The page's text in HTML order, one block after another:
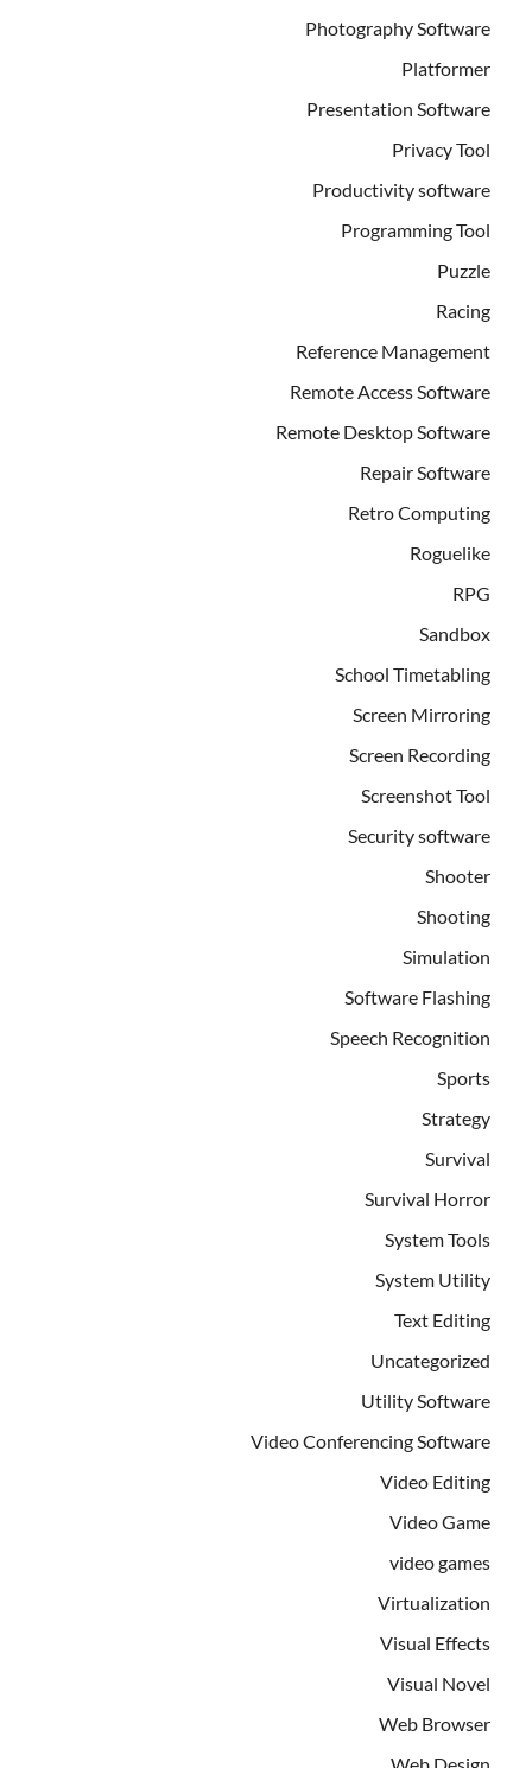
Photography Software
Platformer
Presentation Software
Privacy Tool
Productivity software
Programming Tool
Puzzle
Racing
Reference Management
Remote Access Software
Remote Desktop Software
Repair Software
Retro Computing
Roguelike
RPG
Sandbox
School Timetabling
Screen Mirroring
Screen Recording
Screenshot Tool
Security software
Shooter
Shooting
Simulation
Software Flashing
Speech Recognition
Sports
Strategy
Survival
Survival Horror
System Tools
System Utility
Text Editing
Uncategorized
Utility Software
Video Conferencing Software
Video Editing
Video Game
video games
Virtualization
Visual Effects
Visual Novel
Web Browser
Web Design